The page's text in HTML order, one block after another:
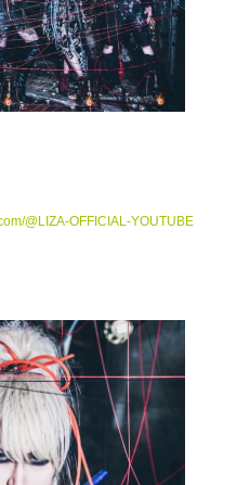
@LIZA-OFFICIAL-YOUTUBE